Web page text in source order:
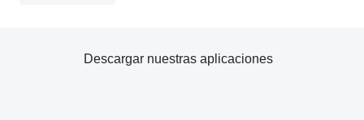
Descargar nuestras aplicaciones